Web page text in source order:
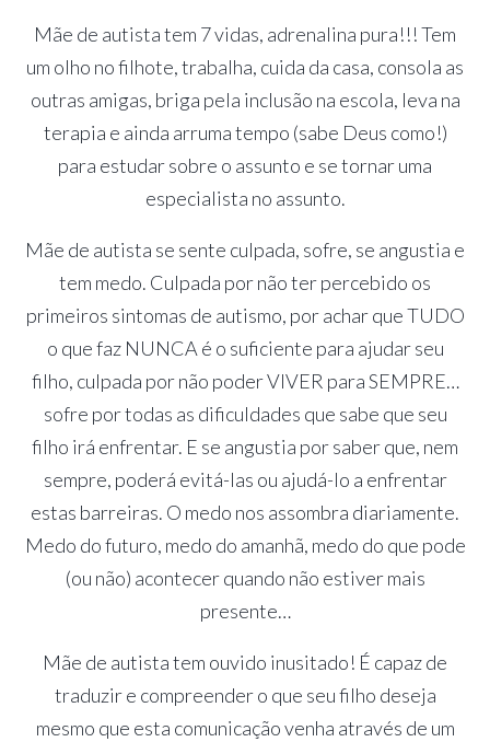
Mãe de autista tem 7 vidas, adrenalina pura!!! Tem
um olho no filhote, trabalha, cuida da casa, consola as
outras amigas, briga pela inclusão na escola, leva na
terapia e ainda arruma tempo (sabe Deus como!)
para estudar sobre o assunto e se tornar uma
especialista no assunto.
Mãe de autista se sente culpada, sofre, se angustia e
tem medo. Culpada por não ter percebido os
primeiros sintomas de autismo, por achar que TUDO
o que faz NUNCA é o suficiente para ajudar seu
filho, culpada por não poder VIVER para SEMPRE…
sofre por todas as dificuldades que sabe que seu
filho irá enfrentar. E se angustia por saber que, nem
sempre, poderá evitá-las ou ajudá-lo a enfrentar
estas barreiras. O medo nos assombra diariamente.
Medo do futuro, medo do amanhã, medo do que pode
(ou não) acontecer quando não estiver mais
presente…
Mãe de autista tem ouvido inusitado! É capaz de
traduzir e compreender o que seu filho deseja
mesmo que esta comunicação venha através de um